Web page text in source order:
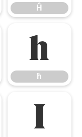
Ĥ
ħ
ħ
Ī